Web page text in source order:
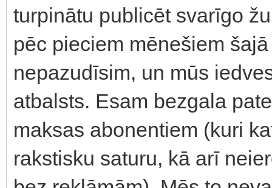
turpinātu publicēt svarīgo
pēc pieciem mēnešiem
nepazudīsim, un mūs
atbalsts. Esam bezgala
maksas abonentiem (kuri
rakstisku saturu, kā arī